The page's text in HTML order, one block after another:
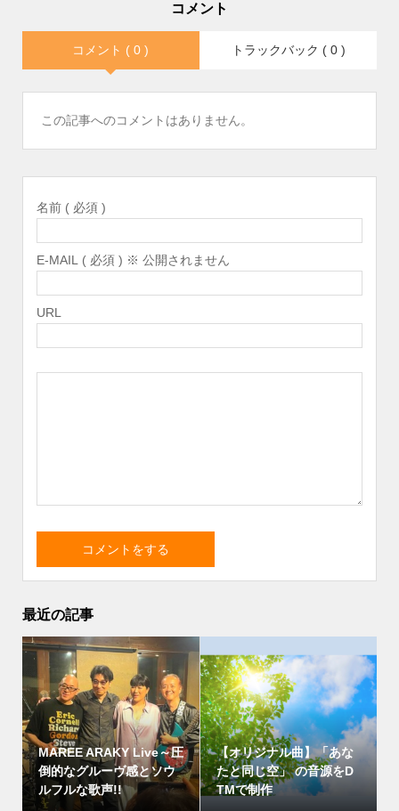
コメント
コメント ( 0 ) トラックバック ( 0 )
この記事へのコメントはありません。
名前 ( 必須 )
E-MAIL ( 必須 ) ※ 公開されません
URL
最近の記事
MAREE ARAKY Live～圧
倒的なグルーヴ感とソウ
ルフルな歌声!!
【オリジナル曲】「あな
たと同じ空」 の音源をD
TMで制作